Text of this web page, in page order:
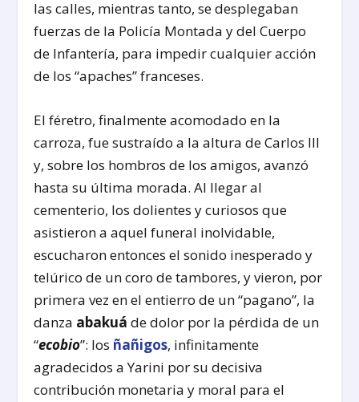
las calles, mientras tanto, se desplegaban
fuerzas de la Policía Montada y del Cuerpo
de Infantería, para impedir cualquier acción
de los “apaches” franceses.
El féretro, finalmente acomodado en la
carroza, fue sustraído a la altura de Carlos III
y, sobre los hombros de los amigos, avanzó
hasta su última morada. Al llegar al
cementerio, los dolientes y curiosos que
asistieron a aquel funeral inolvidable,
escucharon entonces el sonido inesperado y
telúrico de un coro de tambores, y vieron, por
primera vez en el entierro de un “pagano”, la
danza abakuá de dolor por la pérdida de un
“ecobio”: los ñañigos, infinitamente
agradecidos a Yarini por su decisiva
contribución monetaria y moral para el